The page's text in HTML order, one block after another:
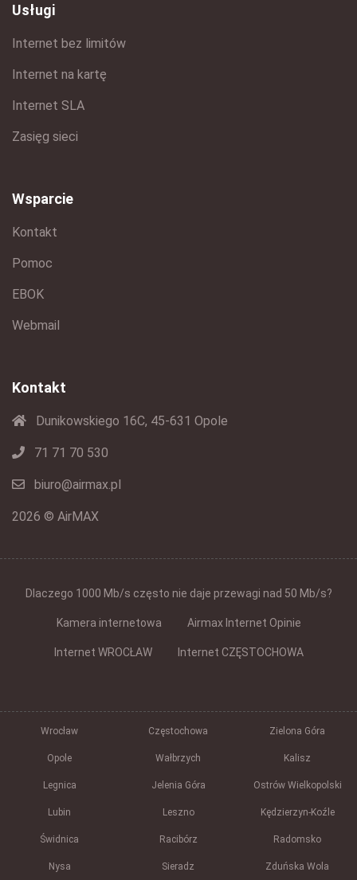
Usługi
Internet bez limitów
Internet na kartę
Internet SLA
Zasięg sieci
Wsparcie
Kontakt
Pomoc
EBOK
Webmail
Kontakt
Dunikowskiego 16C, 45-631 Opole
71 71 70 530
biuro@airmax.pl
2026 © AirMAX
Dlaczego 1000 Mb/s często nie daje przewagi nad 50 Mb/s?
Kamera internetowa Airmax Internet Opinie
Internet WROCŁAW Internet CZĘSTOCHOWA
Wrocław Częstochowa Zielona Góra
Opole Wałbrzych Kalisz
Legnica Jelenia Góra Ostrów Wielkopolski
Lubin Leszno Kędzierzyn-Koźle
Świdnica Racibórz Radomsko
Nysa Sieradz Zduńska Wola